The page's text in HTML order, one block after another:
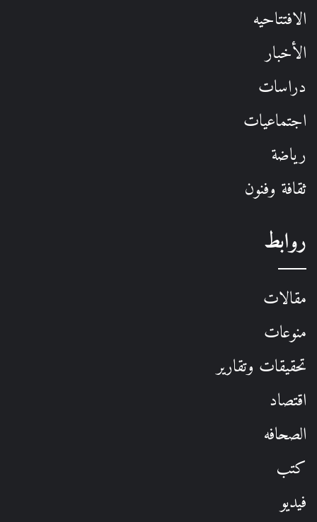
الافتتاحيه
الأخبار
دراسات
اجتماعيات
رياضة
ثقافة وفنون
روابط
مقالات
منوعات
تحقيقات وتقارير
اقتصاد
الصحافه
كتب
فيديو